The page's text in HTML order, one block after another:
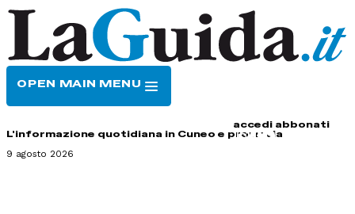
OPEN MAIN MENU
accedi abbonati
L'informazione quotidiana in Cuneo e provincia
9 agosto 2026